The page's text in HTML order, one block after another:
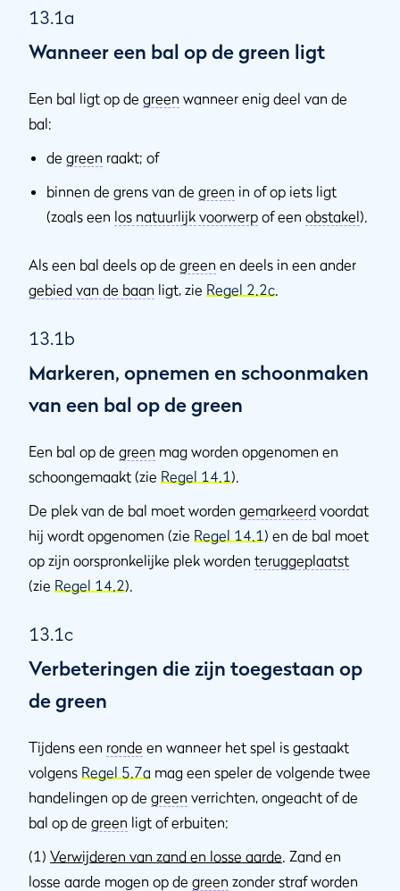
13.1a
Wanneer een bal op de green ligt
Een bal ligt op de green wanneer enig deel van de
bal:
de green raakt; of
binnen de grens van de green in of op iets ligt
(zoals een los natuurlijk voorwerp of een obstakel).
Als een bal deels op de green en deels in een ander
gebied van de baan ligt, zie Regel 2.2c.
13.1b
Markeren, opnemen en schoonmaken
van een bal op de green
Een bal op de green mag worden opgenomen en
schoongemaakt (zie Regel 14.1).
De plek van de bal moet worden gemarkeerd voordat
hij wordt opgenomen (zie Regel 14.1) en de bal moet
op zijn oorspronkelijke plek worden teruggeplaatst
(zie Regel 14.2).
13.1c
Verbeteringen die zijn toegestaan op
de green
Tijdens een ronde en wanneer het spel is gestaakt
volgens Regel 5.7a mag een speler de volgende twee
handelingen op de green verrichten, ongeacht of de
bal op de green ligt of erbuiten:
(1) Verwijderen van zand en losse aarde. Zand en
losse aarde mogen op de green zonder straf worden